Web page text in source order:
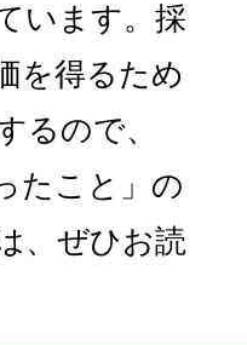
います。採
を得るため
るので、
たこと」の
、ぜひお読